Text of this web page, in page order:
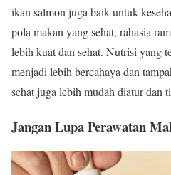
ikan salmon juga baik untuk
pola makan yang sehat, rahasia
lebih kuat dan sehat. Nutrisi yang
menjadi lebih bercahaya dan
sehat juga lebih mudah diatur dan
Jangan Lupa Perawatan